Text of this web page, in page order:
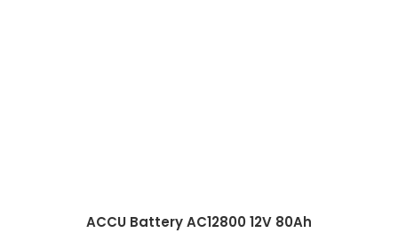
ACCU Battery AC12800 12V 80Ah